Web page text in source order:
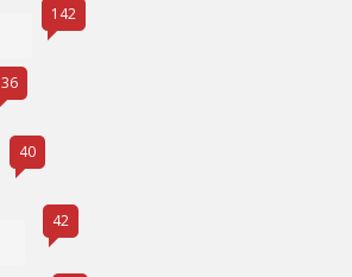
142
36
40
42